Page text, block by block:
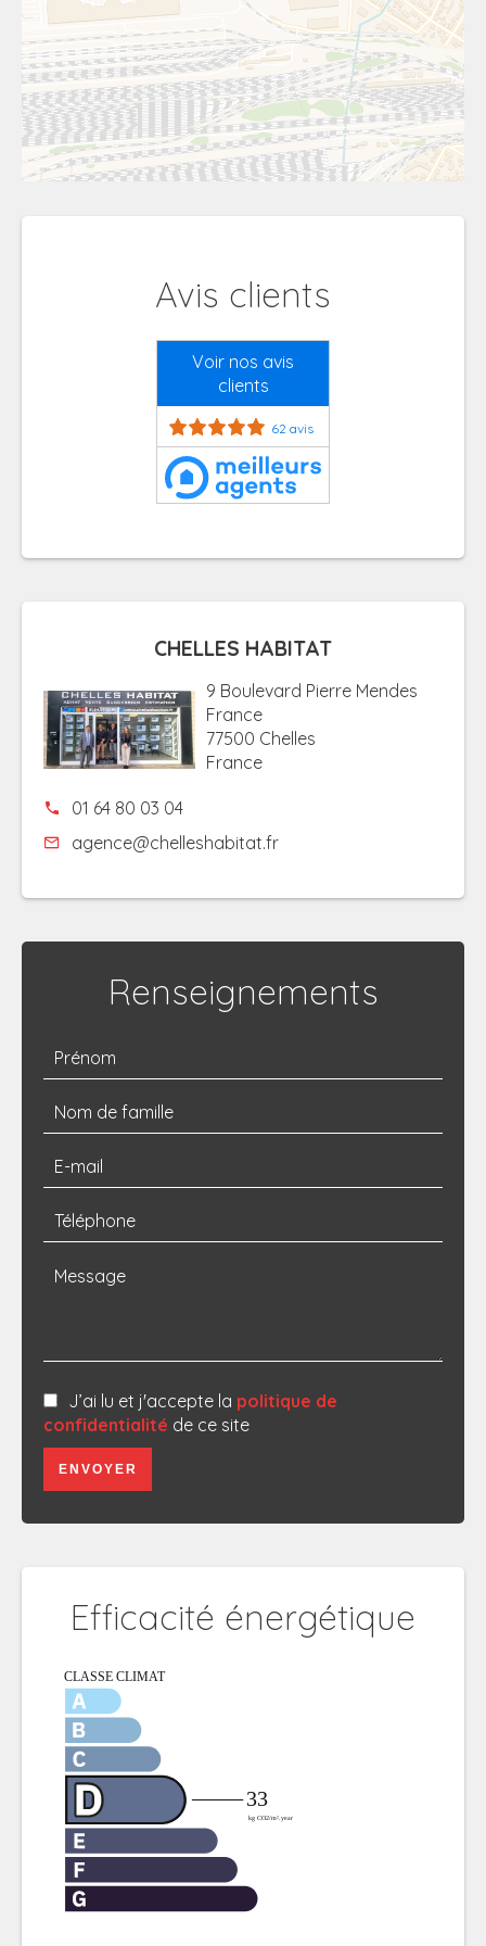
Avis clients
Voir nos avis
clients
62 avis
CHELLES HABITAT
9 Boulevard Pierre Mendes
France
77500 Chelles
France
01 64 80 03 04
agence@chelleshabitat.fr
Renseignements
J’ai lu et j'accepte la politique de
confidentialité de ce site
ENVOYER
Efficacité énergétique